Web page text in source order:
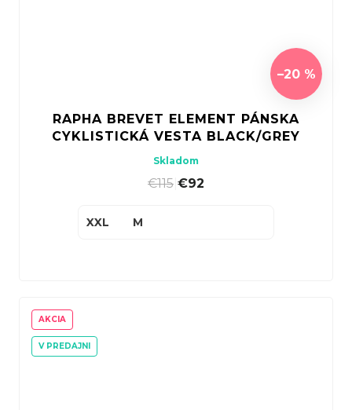
–20 %
RAPHA BREVET ELEMENT PÁNSKA
CYKLISTICKÁ VESTA BLACK/GREY
Skladom
€115 €92
XXL M
AKCIA
V PREDAJNI